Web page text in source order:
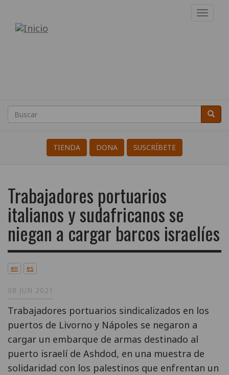
contenido
Internacional
a
la
Guerra
Search
Buscar
TIENDA DONA SUSCRÍBETE
Trabajadores portuarios
italianos y sudafricanos se
niegan a cargar barcos israelíes
en es
08 JUN 2021
Trabajadores portuarios sindicalizados en los
puertos de Livorno y Nápoles se negaron a
cargar un embarque de armas destinado al
puerto israelí de Ashdod, en una muestra de
solidaridad con los palestinos que enfrentan un